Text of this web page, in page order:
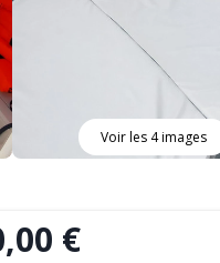
Voir les 4 images
€